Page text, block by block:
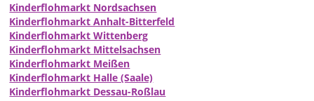
Kinderflohmarkt Nordsachsen
Kinderflohmarkt Anhalt-Bitterfeld
Kinderflohmarkt Wittenberg
Kinderflohmarkt Mittelsachsen
Kinderflohmarkt Meißen
Kinderflohmarkt Halle (Saale)
Kinderflohmarkt Dessau-Roßlau